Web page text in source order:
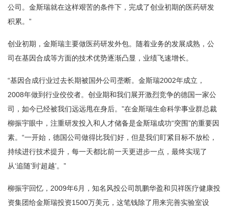
公司。金斯瑞就在这样艰苦的条件下，完成了创业初期的医药研发
积累。”
创业初期，金斯瑞主要做医药研发外包。随着业务的发展成熟，公
司在基因合成等方面的技术优势逐渐凸显，业绩飞速增长。
“基因合成行业过去长期被国外公司垄断。金斯瑞2002年成立，
2008年做到行业佼佼者。创业期和我们展开激烈竞争的德国一家公
司，如今已经被我们远远甩在身后。”在金斯瑞生命科学事业群总裁
柳振宇眼中，注重研发投入和人才储备是金斯瑞成功“突围”的重要因
素。“一开始，德国公司做得比我们好，但是我们盯紧目标不放松，
持续进行技术提升，每一天都比前一天更进步一点，最终实现了
从‘追随’到‘超越’。”
柳振宇回忆，2009年6月，知名风投公司凯鹏华盈和贝祥医疗健康投
资集团给金斯瑞投资1500万美元，这笔钱除了用来完善实验室设